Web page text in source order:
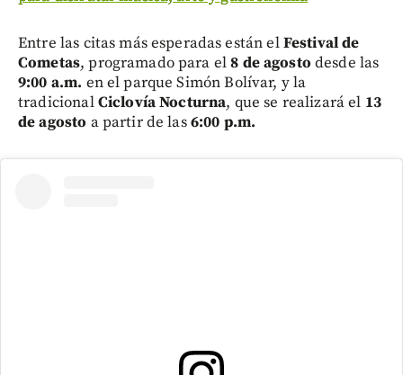
Entre las citas más esperadas están elFestival de
Cometas, programado para el8 de agosto desde las
9:00 a.m. en el parque Simón Bolívar, y la
tradicionalCiclovía Nocturna, que se realizará el 13
de agosto a partir de las6:00 p.m.